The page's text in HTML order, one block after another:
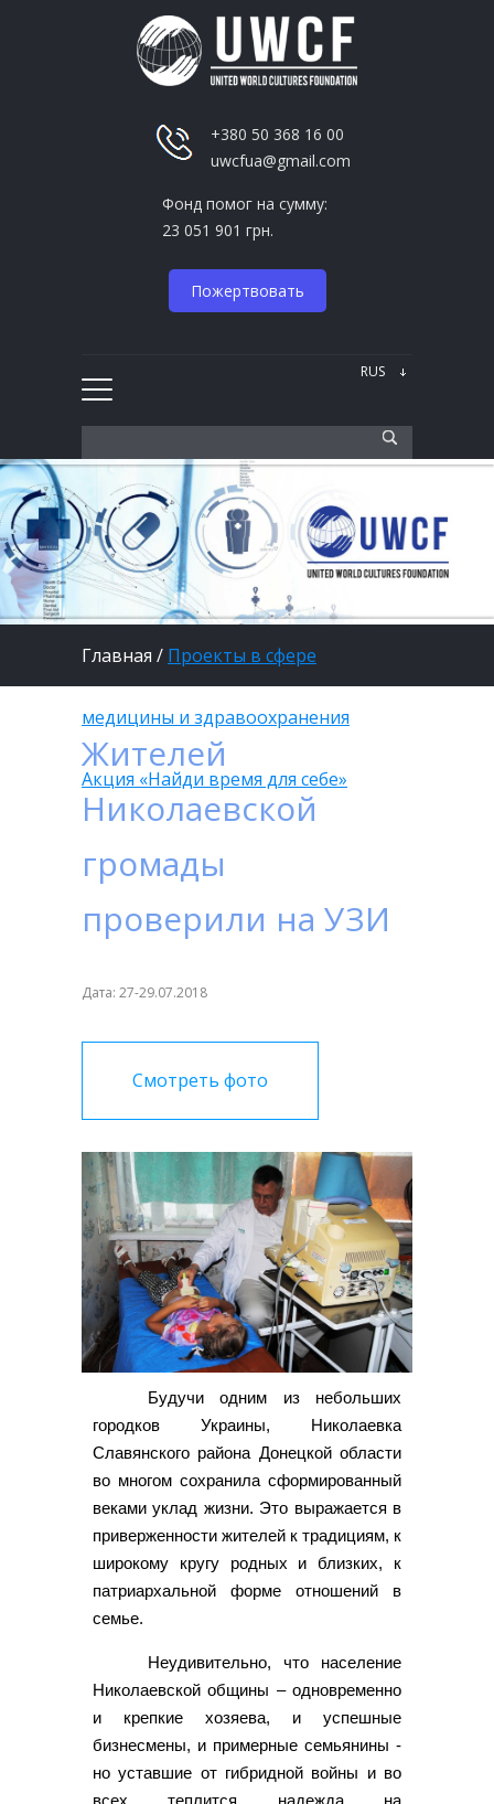
+380 50 368 16 00
uwcfua@gmail.com
Фонд помог на сумму:
23 051 901 грн.
Пожертвовать
Главная / Проекты в сфере
медицины и здравоохранения
Акция «Найди время для себе»
Жителей
Николаевской
громады
проверили на УЗИ
Дата: 27-29.07.2018
Смотреть фото
Будучи одним из небольших
городков Украины, Николаевка
Славянского района Донецкой области
во многом сохранила сформированный
веками уклад жизни. Это выражается в
приверженности жителей к традициям, к
широкому кругу родных и близких, к
патриархальной форме отношений в
семье.
Неудивительно, что население
Николаевской общины – одновременно
и крепкие хозяева, и успешные
бизнесмены, и примерные семьянины -
но уставшие от гибридной войны и во
всех теплится надежда на